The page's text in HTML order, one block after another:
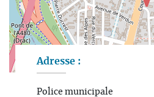
Adresse :
Police municipale